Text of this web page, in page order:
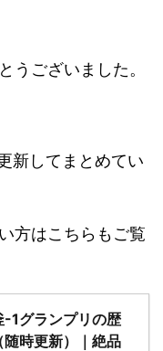
うございました。
新してまとめてい
方はこちらもご覧
-1グランプリの歴
時更新）｜絶品